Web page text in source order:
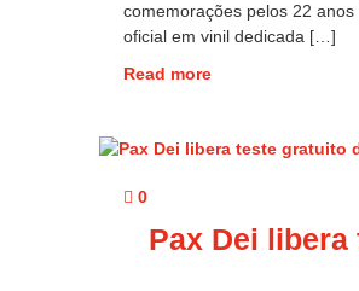
comemorações pelos 22
oficial em vinil dedicada […]
Read more
0
Pax Dei